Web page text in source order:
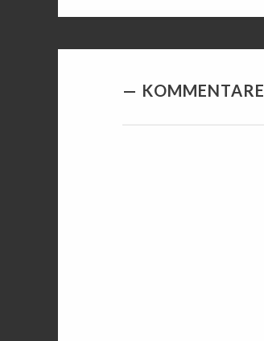
KOMMENTARE